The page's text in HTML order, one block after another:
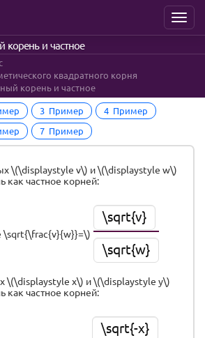
Menu
корень и частное
квадратного корня
корень и частное
3 Пример
4 Пример
7 Пример
\(\displaystyle v\) и \(\displaystyle w\)
как частное корней:
\sqrt{\frac{v}{w}}=\)
\sqrt{v}
\sqrt{w}
\(\displaystyle x\) и \(\displaystyle y\)
как частное корней:
\sqrt{-x}